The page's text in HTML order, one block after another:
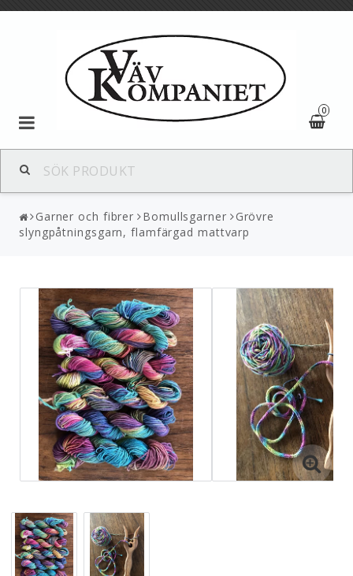
0
Textil
Garner och fibrer
Ulltyg
Textila redskap
Materialsatser
Naturliga färgämnen
Iris hantverk
Garner och fibrer Bomullsgarner
Grövre
slyngpåtningsgarn, flamfärgad mattvarp